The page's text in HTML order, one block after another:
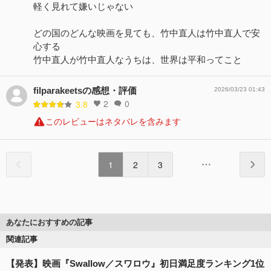
軽く見れて嫌いじゃない
どの国のどんな映画を見ても、竹中直人は竹中直人で安
心する
竹中直人が竹中直人なうちは、世界は平和ってこと
filparakeetsの感想・評価
3.8 2 0
2026/03/23 01:43
このレビューはネタバレを含みます
1 2 3
あなたにおすすめの記事
関連記事
【発表】映画『Swallow／スワロウ』初日満足度ランキング1位